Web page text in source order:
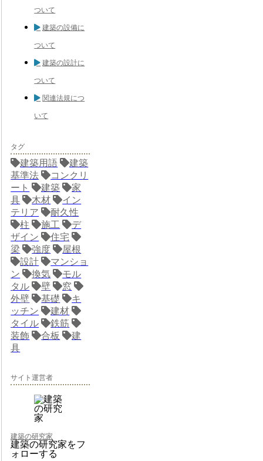
ついて
建築の設備に
ついて
建築の設計に
ついて
関連法規につ
いて
タグ
建築用語
建築
基準法
コンクリ
ート
建築
家
具
木材
イン
テリア
耐久性
柱
施工
デ
ザイン
住宅
梁
強度
屋根
設計
マンショ
ン
換気
モル
タル
壁
窓
外壁
基礎
キ
ッチン
建材
タイル
鉄筋
装飾
合板
建
具
サイト運営者
建築の研究家
建築の研究家をフ
ォローする